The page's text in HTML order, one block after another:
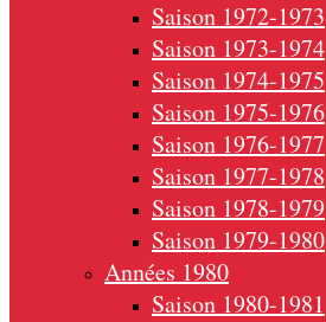
Saison 1972-1973
Saison 1973-1974
Saison 1974-1975
Saison 1975-1976
Saison 1976-1977
Saison 1977-1978
Saison 1978-1979
Saison 1979-1980
Années 1980
Saison 1980-1981